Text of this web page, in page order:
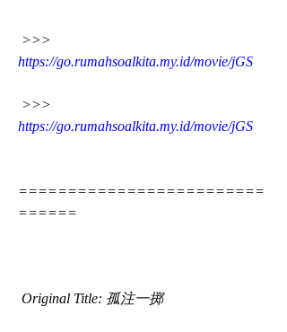
https://go.rumahsoalkita.my.id/movie/jGS
https://go.rumahsoalkita.my.id/movie/jGS
=========================
======
Original Title: 孤注一掷